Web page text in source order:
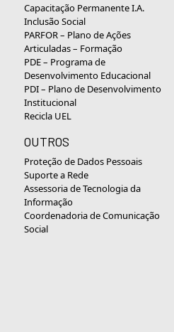
Capacitação Permanente I.A.
Inclusão Social
PARFOR – Plano de Ações
Articuladas – Formação
PDE – Programa de
Desenvolvimento Educacional
PDI – Plano de Desenvolvimento
Institucional
Recicla UEL
OUTROS
Proteção de Dados Pessoais
Suporte a Rede
Assessoria de Tecnologia da
Informação
Coordenadoria de Comunicação
Social